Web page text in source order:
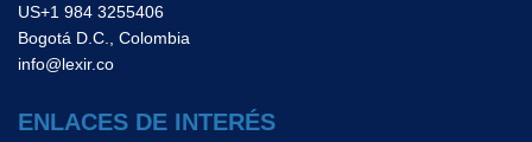
US+1 984 3255406
Bogotá D.C., Colombia
info@lexir.co
ENLACES DE INTERÉS